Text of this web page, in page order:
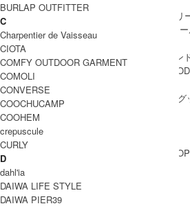
ACCESSARY
/ アクセサリ
/ スト
LEG WEAR
HAND WEAR
/ 手袋・ハン
WALLET&GENERAL
/ その他グ
BRAND一覧
BRAND一覧
BURLAP OUTFITTER
C
Charpentier de Vaisseau
CIOTA
COMFY OUTDOOR GARMENT
COMOLI
CONVERSE
COOCHUCAMP
COOHEM
crepuscule
CURLY
D
dahl'ia
DAIWA LIFE STYLE
DAIWA PIER39